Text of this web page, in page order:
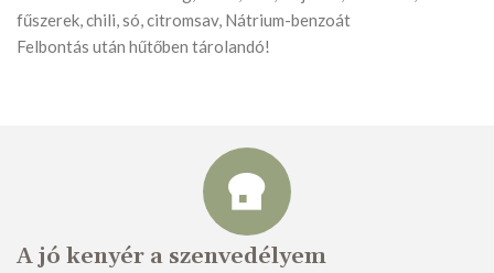
fűszerek, chili, só, citromsav, Nátrium-benzoát
Felbontás után hűtőben tárolandó!
A jó kenyér a szenvedélyem